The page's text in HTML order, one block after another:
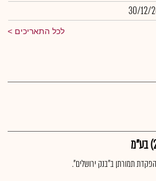
30/12/
לכל התאריכים
תמורתן ב"בנק ירושלים".